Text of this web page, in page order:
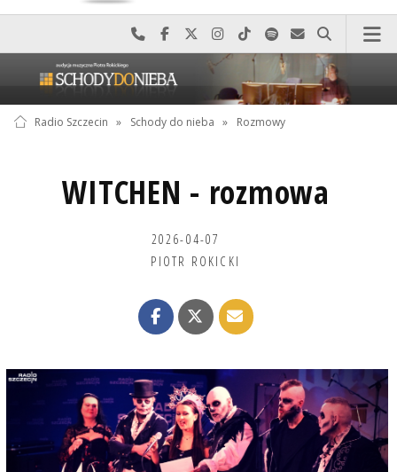
Najlepiej po prostu do nas zadzwoń
Odwiedź nas na Facebook-u
Odwiedź nas na X
Odwiedź nas na Instagram-ie
Odwiedź nas na TikTok-u
Szukaj nas na Spotify
Wyślij do nas
Szukaj
Radio Szczecin » Schody do nieba » Rozmowy
WITCHEN - rozmowa
2026-04-07
PIOTR ROKICKI